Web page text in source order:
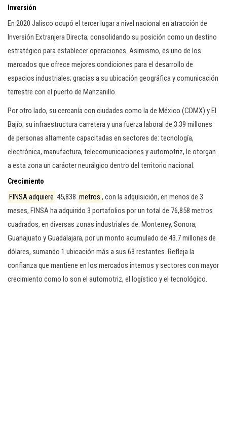
Inversión
En 2020 Jalisco ocupó el tercer lugar a nivel nacional en atracción de
Inversión Extranjera Directa; consolidando su posición como un destino
estratégico para establecer operaciones. Asimismo, es uno de los
mercados que ofrece mejores condiciones para el desarrollo de
espacios industriales; gracias a su ubicación geográfica y comunicación
terrestre con el puerto de Manzanillo.
Por otro lado, su cercanía con ciudades como la de México (CDMX) y El
Bajío; su infraestructura carretera y una fuerza laboral de 3.39 millones
de personas altamente capacitadas en sectores de: tecnología,
electrónica, manufactura, telecomunicaciones y automotriz, le otorgan
a esta zona un carácter neurálgico dentro del territorio nacional.
Crecimiento
FINSA adquiere 45,838 metros , con la adquisición, en menos de 3
meses, FINSA ha adquirido 3 portafolios por un total de 76,858 metros
cuadrados, en diversas zonas industriales de: Monterrey, Sonora,
Guanajuato y Guadalajara, por un monto acumulado de 43.7 millones de
dólares, sumando 1 ubicación más a sus 63 restantes. Refleja la
confianza que mantiene en los mercados internos y sectores con mayor
crecimiento como lo son el automotriz, el logístico y el tecnológico.